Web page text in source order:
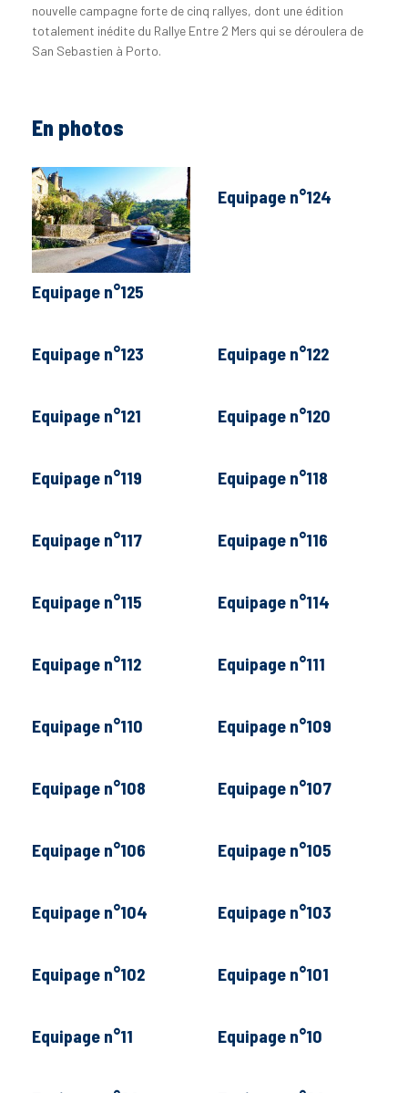
nouvelle campagne forte de cinq rallyes, dont une édition
totalement inédite du Rallye Entre 2 Mers qui se déroulera de
San Sebastien à Porto.
En photos
Equipage n°125
Equipage n°124
Equipage n°123 Equipage n°122
Equipage n°121 Equipage n°120
Equipage n°119 Equipage n°118
Equipage n°117 Equipage n°116
Equipage n°115 Equipage n°114
Equipage n°112 Equipage n°111
Equipage n°110 Equipage n°109
Equipage n°108 Equipage n°107
Equipage n°106 Equipage n°105
Equipage n°104 Equipage n°103
Equipage n°102 Equipage n°101
Equipage n°11 Equipage n°10